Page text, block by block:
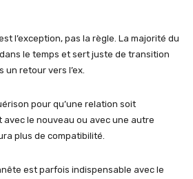
l’exception, pas la règle. La majorité du
le temps et sert juste de transition
retour vers l’ex.
pour qu’une relation soit
le nouveau ou avec une autre
plus de compatibilité.
est parfois indispensable avec le